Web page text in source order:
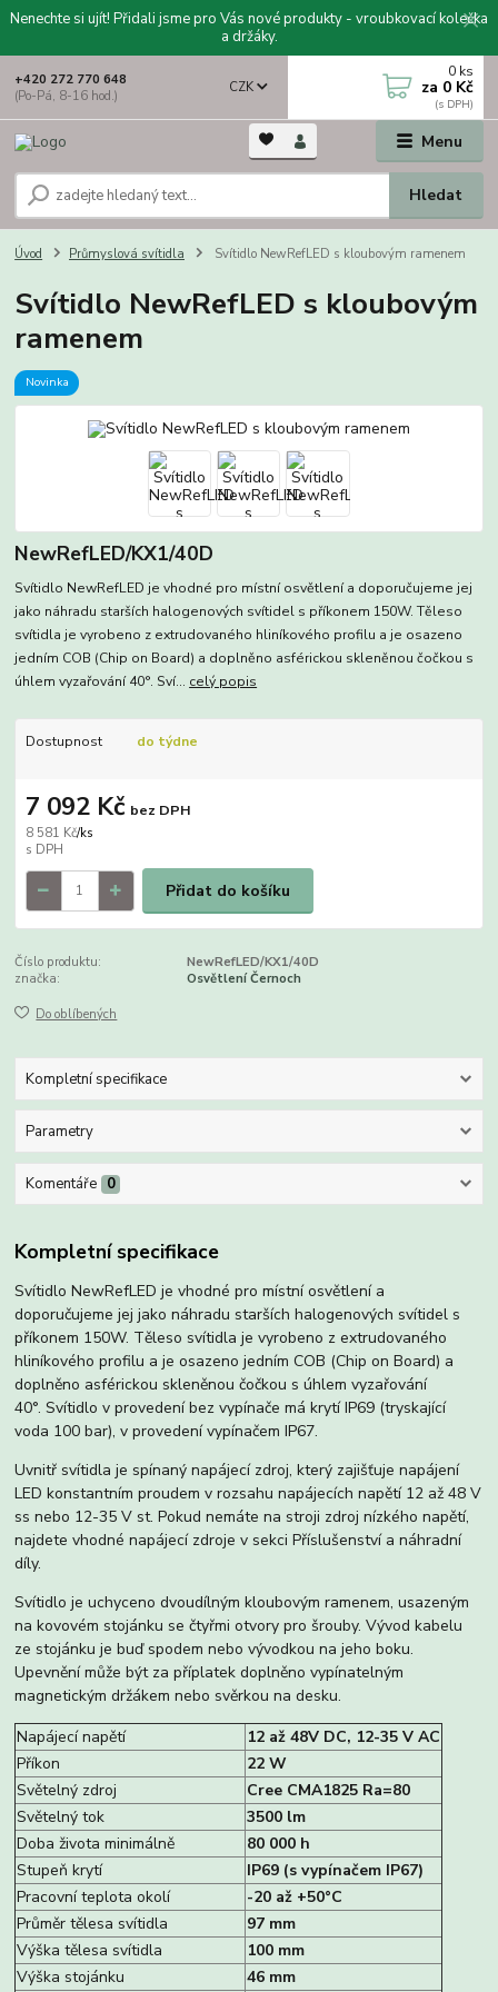
Nenechte si ujít! Přidali jsme pro Vás nové produkty - vroubkovací kolečka
a držáky.
Menu
CZK
Hledat
+420 272 770 648
(Po-Pá, 8-16 hod.)
0 ks
za 0 Kč
Úvod Průmyslová svítidla Svítidlo NewRefLED s kloubovým ramenem
Svítidlo NewRefLED s kloubovým
ramenem
Novinka
NewRefLED/KX1/40D
Svítidlo NewRefLED je vhodné pro místní osvětlení a doporučujeme jej
jako náhradu starších halogenových svítidel s příkonem 150W. Těleso
svítidla je vyrobeno z extrudovaného hliníkového profilu a je osazeno
jedním COB (Chip on Board) a doplněno asférickou skleněnou čočkou s
úhlem vyzařování 40°. Sví... celý popis
Dostupnost do týdne
8 581 Kč/ks
7 092 Kč bez DPH
Přidat do košíku
Číslo produktu:
NewRefLED/KX1/40D
značka:
Osvětlení Černoch
Do oblíbených
Kompletní specifikace
Parametry
Komentáře 0
Kompletní specifikace
Svítidlo NewRefLED je vhodné pro místní osvětlení a
doporučujeme jej jako náhradu starších halogenových svítidel s
příkonem 150W. Těleso svítidla je vyrobeno z extrudovaného
hliníkového profilu a je osazeno jedním COB (Chip on Board) a
doplněno asférickou skleněnou čočkou s úhlem vyzařování
40°. Svítidlo v provedení bez vypínače má krytí IP69 (tryskající
voda 100 bar), v provedení vypínačem IP67.
Uvnitř svítidla je spínaný napájecí zdroj, který zajišťuje napájení
LED konstantním proudem v rozsahu napájecích napětí 12 až 48 V
ss nebo 12-35 V st. Pokud nemáte na stroji zdroj nízkého napětí,
najdete vhodné napájecí zdroje v sekci Příslušenství a náhradní
díly.
Svítidlo je uchyceno dvoudílným kloubovým ramenem, usazeným
na kovovém stojánku se čtyřmi otvory pro šrouby. Vývod kabelu
ze stojánku je buď spodem nebo vývodkou na jeho boku.
Upevnění může být za příplatek doplněno vypínatelným
magnetickým držákem nebo svěrkou na desku.
Napájecí napětí
12 až 48V DC, 12-35 V AC
Příkon
22 W
Světelný zdroj
Cree CMA1825 Ra=80
Světelný tok
3500 lm
Doba života minimálně
80 000 h
Stupeň krytí
IP69 (s vypínačem IP67)
Pracovní teplota okolí
-20 až +50°C
Průměr tělesa svítidla
97 mm
Výška tělesa svítidla
100 mm
Výška stojánku
46 mm